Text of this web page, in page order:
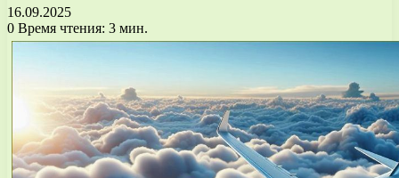
16.09.2025
0 Время чтения: 3 мин.